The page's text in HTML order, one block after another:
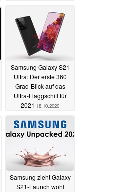
Samsung Galaxy S21
Ultra: Der erste 360
Grad-Blick auf das
Ultra-Flaggschiff für
2021 18.10.2020
Samsung zieht Galaxy
S21-Launch wohl